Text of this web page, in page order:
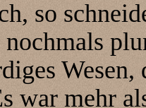
so
war mehr